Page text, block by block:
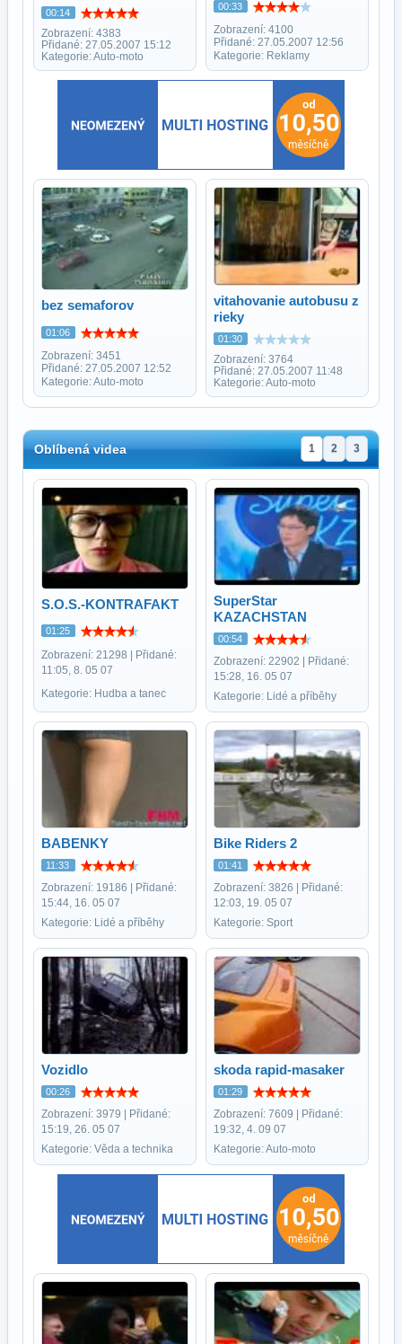
00:14
Zobrazení: 4383
Přidané: 27.05.2007 15:12
Kategorie: Auto-moto
00:33
Zobrazení: 4100
Přidané: 27.05.2007 12:56
Kategorie: Reklamy
bez semaforov
01:06
Zobrazení: 3451
Přidané: 27.05.2007 12:52
Kategorie: Auto-moto
vitahovanie autobusu z
rieky
01:30
Zobrazení: 3764
Přidané: 27.05.2007 11:48
Kategorie: Auto-moto
Oblíbená videa 1 2 3
S.O.S.-KONTRAFAKT
01:25
Zobrazení: 21298 | Přidané:
11:05, 8. 05 07
Kategorie: Hudba a tanec
SuperStar
KAZACHSTAN
00:54
Zobrazení: 22902 | Přidané:
15:28, 16. 05 07
Kategorie: Lidé a příběhy
BABENKY
11:33
Zobrazení: 19186 | Přidané:
15:44, 16. 05 07
Kategorie: Lidé a příběhy
Bike Riders 2
01:41
Zobrazení: 3826 | Přidané:
12:03, 19. 05 07
Kategorie: Sport
Vozidlo
00:26
Zobrazení: 3979 | Přidané:
15:19, 26. 05 07
Kategorie: Věda a technika
skoda rapid-masaker
01:29
Zobrazení: 7609 | Přidané:
19:32, 4. 09 07
Kategorie: Auto-moto